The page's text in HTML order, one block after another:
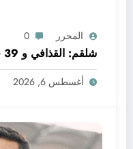
المحرر 0
شلقم: القذافي و 39 حواري
أغسطس 6, 2026